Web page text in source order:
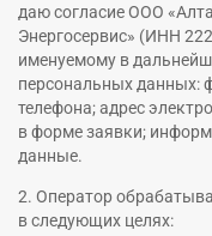
даю согласие ООО
Энергосервис» (ИНН
именуемому в
персональных данных:
телефона; адрес
в форме заявки;
данные.
2. Оператор
в следующих целях: